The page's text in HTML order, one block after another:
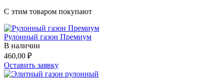
C этим товаром покупают
Рулонный газон Премиум
В наличии
460,00 ₽
Оставить заявку